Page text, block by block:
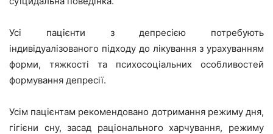
Усі пацієнти з депресією потребують
індивідуалізованого підходу до лікування з урахуванням
форми, тяжкості та психосоціальних особливостей
формування депресії.
Усім пацієнтам рекомендовано дотримання режиму дня,
гігієни сну, засад раціонального харчування, режиму